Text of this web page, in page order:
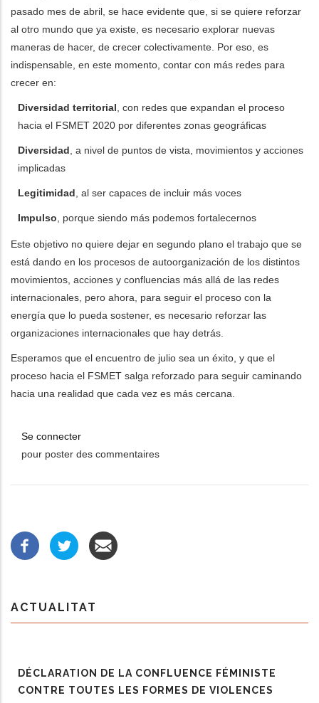
pasado mes de abril, se hace evidente que, si se quiere reforzar
al otro mundo que ya existe, es necesario explorar nuevas
maneras de hacer, de crecer colectivamente. Por eso, es
indispensable, en este momento, contar con más redes para
crecer en:
Diversidad territorial , con redes que expandan el proceso
hacia el FSMET 2020 por diferentes zonas geográficas
Diversidad , a nivel de puntos de vista, movimientos y acciones
implicadas
Legitimidad , al ser capaces de incluir más voces
Impulso , porque siendo más podemos fortalecernos
Este objetivo no quiere dejar en segundo plano el trabajo que se
está dando en los procesos de autoorganización de los distintos
movimientos, acciones y confluencias más allá de las redes
internacionales, pero ahora, para seguir el proceso con la
energía que lo pueda sostener, es necesario reforzar las
organizaciones internacionales que hay detrás.
Esperamos que el encuentro de julio sea un éxito, y que el
proceso hacia el FSMET salga reforzado para seguir caminando
hacia una realidad que cada vez es más cercana.
Se connecter
pour poster des commentaires
ACTUALITAT
DÉCLARATION DE LA CONFLUENCE FÉMINISTE
CONTRE TOUTES LES FORMES DE VIOLENCES